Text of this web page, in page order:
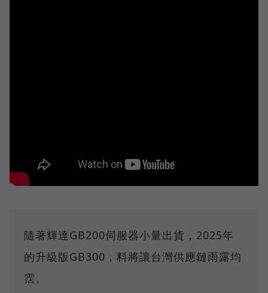
隨著輝達GB200伺服器小量出貨，2025年
的升級版GB300，料將讓台灣供應鏈雨露均
霑。